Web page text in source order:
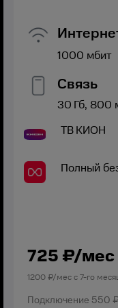
1000 мбит
Связь
30 Гб, 800
ТВКИОН
Полный
725 ₽/мес
1200₽/мес с7-го
Подключение 550 ₽